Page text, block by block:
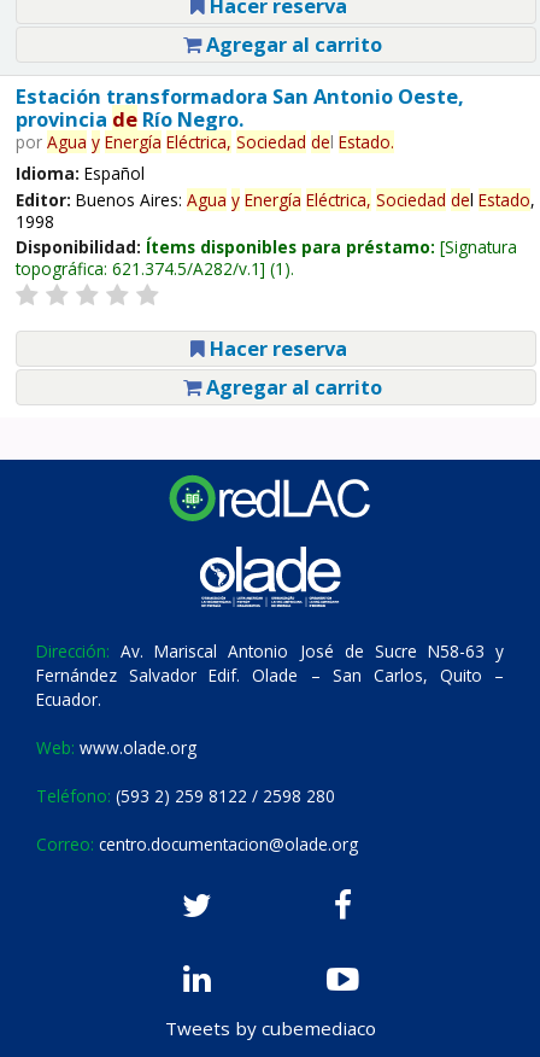
Agregar al carrito
Estación transformadora San Antonio Oeste,
provincia deRío Negro.
por Agua y Energía Eléctrica, Sociedad del Estado.
Idioma: Español
Editor: Buenos Aires: Agua y Energía Eléctrica, Sociedad del Estado,
1998
Disponibilidad: Ítems disponibles para préstamo: Signatura
topográfica: 621.374.5/A282/v.1 (1).
Hacer reserva
Agregar al carrito
Dirección: Av. Mariscal Antonio José de Sucre N58-63 y
Fernández Salvador Edif. Olade – San Carlos, Quito –
Ecuador.
Web: www.olade.org
Teléfono: (593 2) 259 8122 / 2598 280
Correo: centro.documentacion@olade.org
Tweets by cubemediaco